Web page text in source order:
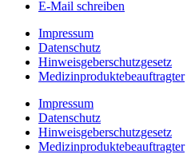
E-Mail schreiben
Impressum
Datenschutz
Hinweisgeberschutzgesetz
Medizin­produkte­beauftragter
Impressum
Datenschutz
Hinweisgeberschutzgesetz
Medizin­produkte­beauftragter